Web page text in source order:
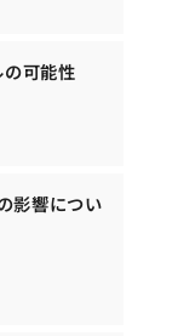
可能性
影響につい